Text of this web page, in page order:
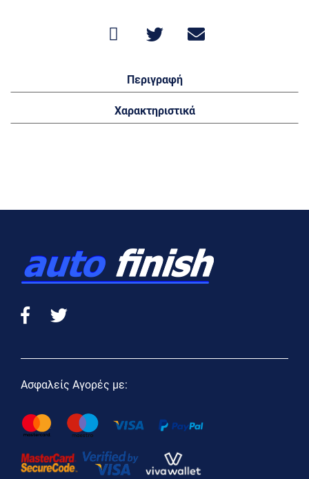
Περιγραφή
Χαρακτηριστικά
Ασφαλείς Αγορές με: